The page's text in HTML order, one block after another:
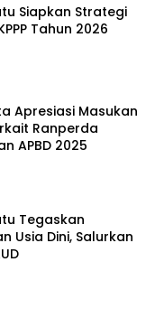
Siapkan Strategi
Tahun 2026
Apresiasi Masukan
Ranperda
APBD 2025
Tegaskan
Usia Dini, Salurkan